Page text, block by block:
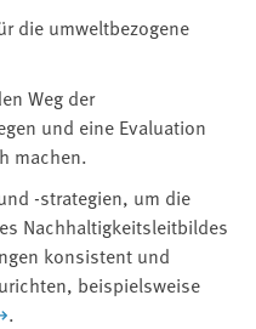
die umweltbezogene
Weg der
und eine Evaluation
machen.
-strategien, um die
Nachhaltigkeitsleitbildes
konsistent und
beispielsweise
.